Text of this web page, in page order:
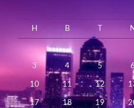
H B N
3 4 5
10 11 12
17 18 19